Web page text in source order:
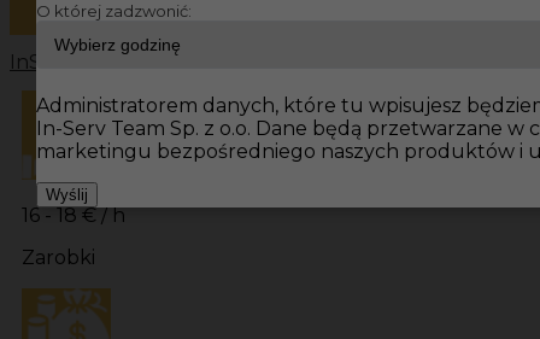
InServ Oferty pracy
16 - 18 € / h
Zarobki
O której zadzwonić:
Administratorem danych, które tu wpisujesz
In-Serv Team Sp. z o.o. Dane będą przetwarzane w
marketingu bezpośredniego naszych produktów i
Wyślij